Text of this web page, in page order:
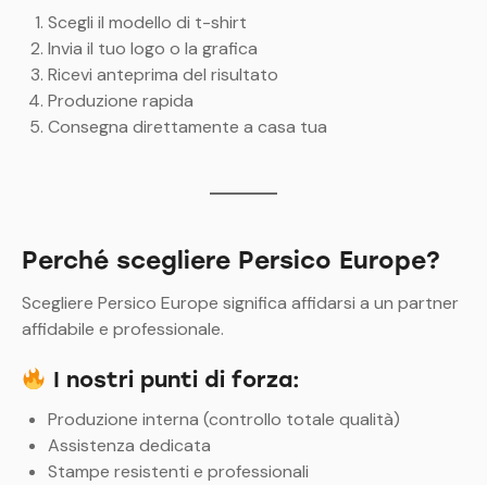
Scegli il modello di t-shirt
Invia il tuo logo o la grafica
Ricevi anteprima del risultato
Produzione rapida
Consegna direttamente a casa tua
Perché scegliere Persico Europe?
Scegliere Persico Europe significa affidarsi a un partner
affidabile e professionale.
I nostri punti di forza:
Produzione interna (controllo totale qualità)
Assistenza dedicata
Stampe resistenti e professionali